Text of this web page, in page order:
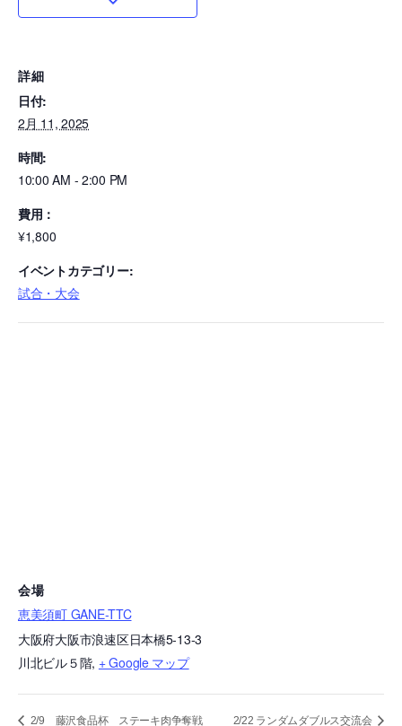
詳細
日付:
2月 11, 2025
時間:
10:00 AM - 2:00 PM
費用：
¥1,800
イベントカテゴリー:
試合・大会
会場
恵美須町 GANE-TTC
大阪府大阪市浪速区日本橋5-13-3
川北ビル５階, + Google マップ
2/9 藤沢食品杯 ステーキ肉争奪戦 2/22 ランダムダブルス交流会